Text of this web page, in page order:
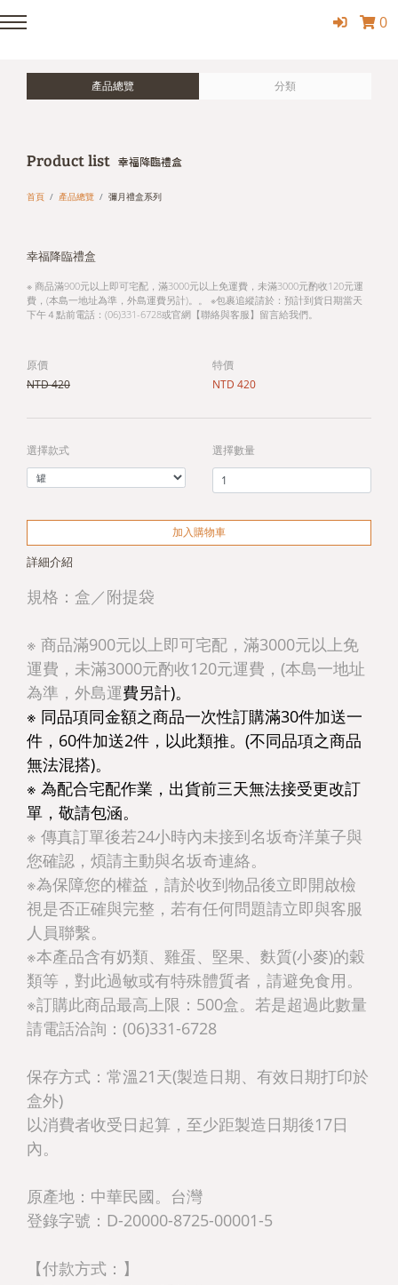
0
產品總覽 分類
Product list 幸福降臨禮盒
首頁 產品總覽 彌月禮盒系列
幸福降臨禮盒
※ 商品滿900元以上即可宅配，滿3000元以上免運費，未滿3000元酌收120元運
費，(本島一地址為準，外島運費另計)。。 ※包裹追縱請於：預計到貨日期當天
下午４點前電話：(06)331-6728或官網【聯絡與客服】留言給我們。
原價
NTD 420
特價
NTD 420
選擇款式 選擇數量
加入購物車
詳細介紹
規格：盒／附提袋
※ 商品滿900元以上即可宅配，滿3000元以上免
運費，未滿3000元酌收120元運費，(本島一地址
為準，外島運費另計)。
※ 同品項同金額之商品一次性訂購滿30件加送一
件，60件加送2件，以此類推。(不同品項之商品
無法混搭)。
※ 為配合宅配作業，出貨前三天無法接受更改訂
單，敬請包涵。
※ 傳真訂單後若24小時內未接到名坂奇洋菓子與
您確認，煩請主動與名坂奇連絡。
※為保障您的權益，請於收到物品後立即開啟檢
視是否正確與完整，若有任何問題請立即與客服
人員聯繫。
※本產品含有奶類、雞蛋、堅果、麩質(小麥)的穀
類等，對此過敏或有特殊體質者，請避免食用。
※訂購此商品最高上限：500盒。若是超過此數量
請電話洽詢：(06)331-6728
保存方式：常溫21天(製造日期、有效日期打印於
盒外)
以消費者收受日起算，至少距製造日期後17日
內。
原產地：中華民國。台灣
登錄字號：D-20000-8725-00001-5
【付款方式：】